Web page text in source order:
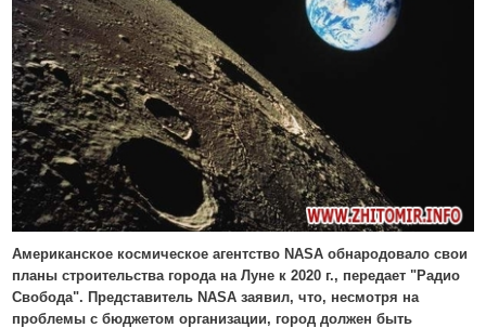
Американское космическое агентство NASA обнародовало свои
планы строительства города на Луне к 2020 г., передает "Радио
Свобода". Представитель NASA заявил, что, несмотря на
проблемы с бюджетом организации, город должен быть